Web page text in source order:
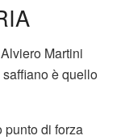
Martini
saffiano è quello
punto di forza